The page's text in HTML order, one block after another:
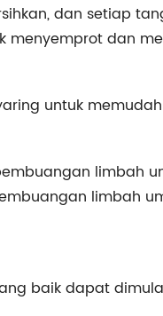
dan setiap
menyemprot dan
untuk
limbah
limbah
baik dapat